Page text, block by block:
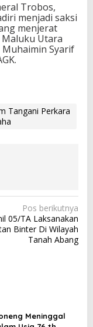
Trobos,
menjadi saksi
menjerat
Utara
Muhaimin Syarif
Tangani Perkara
Pos berikutnya
05/TA Laksanakan
Binter Di Wilayah
Tanah Abang
Meninggal